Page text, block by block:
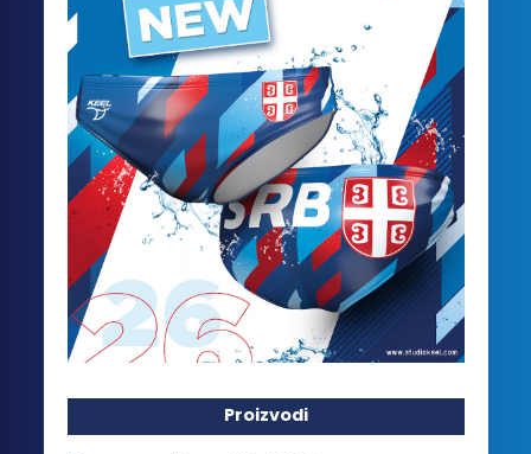
Proizvodi